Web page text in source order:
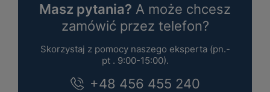
Masz pytania? A może chcesz
zamówić przez telefon?
Skorzystaj z pomocy naszego eksperta (pn.-
pt . 9:00-15:00).
+48 456 455 240